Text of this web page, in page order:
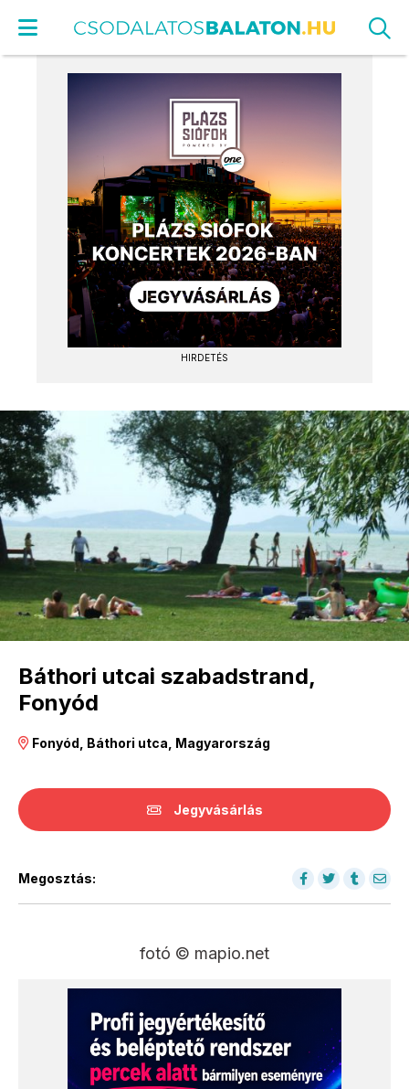
HIRDETÉS
Báthori utcai szabadstrand,
Fonyód
Fonyód, Báthori utca, Magyarország
Jegyvásárlás
Megosztás:
fotó © mapio.net